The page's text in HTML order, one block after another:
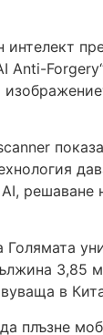
Anti-
3,85
в
плъзне